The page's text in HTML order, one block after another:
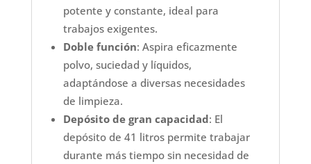
potente y constante, ideal para
trabajos exigentes.
Doble función: Aspira eficazmente
polvo, suciedad y líquidos,
adaptándose a diversas necesidades
de limpieza.
Depósito de gran capacidad: El
depósito de 41 litros permite trabajar
durante más tiempo sin necesidad de